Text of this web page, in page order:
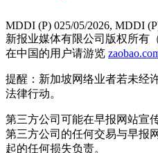
MDDI (P) 025/05/2026, MDDI
新报业媒体有限公司版权所有
在中国的用户请游览
提醒：新加坡网络业者若未经
法律行动。
第三方公司可能在早报网站宣
第三方公司的任何交易与早报
起的任何损失负责。